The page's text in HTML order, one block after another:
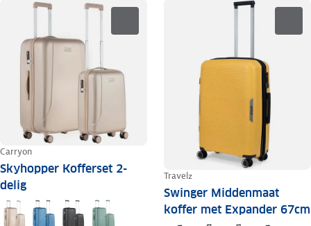
Carryon
Skyhopper Kofferset 2-
delig
Travelz
Swinger Middenmaat
koffer met Expander 67cm